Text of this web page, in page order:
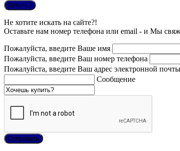
Купить?
Не хотите искать на сайте?!
Оставьте нам номер телефона или email - и Мы
Пожалуйста, введите Ваше имя
Пожалуйста, введите Ваш номер телефона
Пожалуйста, введите Ваш адрес электронной почты
Сообщение